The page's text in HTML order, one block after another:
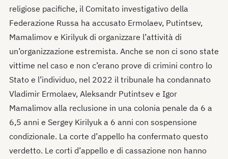
religiose pacifiche, il Comitato investigativo della
Federazione Russa ha accusato Ermolaev, Putintsev,
Mamalimov e Kirilyuk di organizzare l’attività di
un’organizzazione estremista. Anche se non ci sono state
vittime nel caso e non c’erano prove di crimini contro lo
Stato e l’individuo, nel 2022 il tribunale ha condannato
Vladimir Ermolaev, Aleksandr Putintsev e Igor
Mamalimov alla reclusione in una colonia penale da 6 a
6,5 anni e Sergey Kirilyuk a 6 anni con sospensione
condizionale. La corte d’appello ha confermato questo
verdetto. Le corti d’appello e di cassazione non hanno